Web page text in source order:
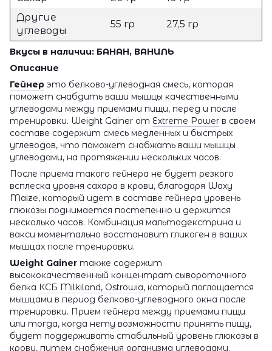
Другие
углеводы
55 гр 27,5 гр
Вкусы в наличии: БАНАН, ВАНИЛЬ
Описание
Гейнер это белково-углеводная смесь, которая
поможет снабдить ваши мышцы качественными
углеводами между приемами пищи, перед и после
тренировки. Weight Gainer от Extreme Power в своем
составе содержит смесь медленных и быстрых
углеводов, что поможет снабжать ваши мышцы
углеводами, на протяжении нескольких часов.
После приема такого гейнера не будет резкого
всплеска уровня сахара в крови, благодаря Waxy
Maize, который идет в составе гейнера уровень
глюкозы поднимается постепенно и держится
несколько часов. Комбинация мальтодекстрина и
вакси моментально восстановит гликоген в ваших
мышцах после тренировки.
Weight Gainer также содержит
высококачественный концентрат сывороточного
белка КСБ Milkiland, Ostrowia, который поглощается
мышцами в период белково-углеводного окна после
тренировки. Прием гейнера между приемами пищи
или тогда, когда нету возможности принять пищу,
будет поддерживать стабильный уровень глюкозы в
крови, путем снабжения организма углеводами.